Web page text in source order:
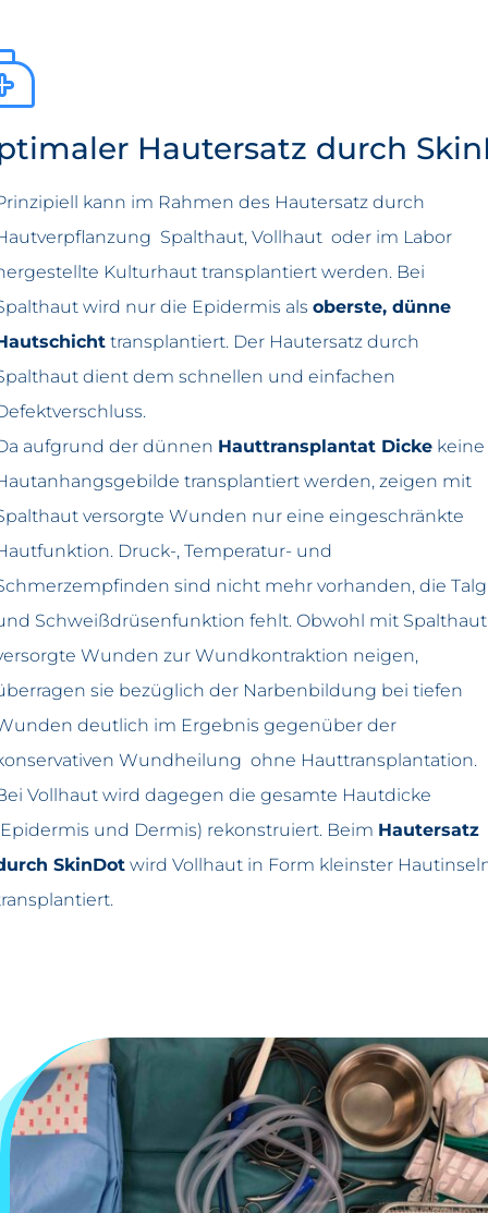
Hautersatz durch
kann im Rahmen des Hautersatz durch
Spalthaut, Vollhaut oder im Labor
Kulturhaut transplantiert werden. Bei
wird nur die Epidermis als oberste, dünne
transplantiert. Der Hautersatz durch
dient dem schnellen und einfachen
aufgrund der dünnen Hauttransplantat Dicke keine
transplantiert werden, zeigen mit
versorgte Wunden nur eine eingeschränkte
Druck-, Temperatur- und
sind nicht mehr vorhanden, die
Schweißdrüsenfunktion fehlt. Obwohl mit Spalthaut
Wunden zur Wundkontraktion neigen,
sie bezüglich der Narbenbildung bei tiefen
deutlich im Ergebnis gegenüber der
Wundheilung ohne Hauttransplantation.
Vollhaut wird dagegen die gesamte Hautdicke
und Dermis) rekonstruiert. Beim Hautersatz
SkinDot wird Vollhaut in Form kleinster
.